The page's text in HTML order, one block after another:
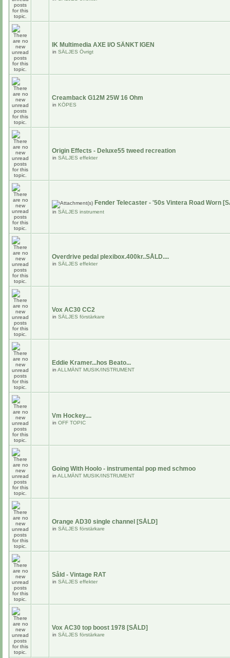
IK Multimedia AXE I/O SÄNKT IGEN
in SÄLJES Övrigt
Creamback G12M 25W 16 Ohm
in KÖPES
Origin Effects - Deluxe55 tweed recreation
in SÄLJES effekter
Fender Telecaster - '50s Vintera Road Worn
in SÄLJES instrument
Overdrive pedal plexibox.400kr..SÅLD....
in SÄLJES effekter
Vox AC30 CC2
in SÄLJES förstärkare
Eddie Kramer...hos Beato...
in ALLMÄNT MUSIK/INSTRUMENT
Vm Hockey....
in OFF TOPIC
Going With Hoolo - instrumental pop med schmoo
in ALLMÄNT MUSIK/INSTRUMENT
Orange AD30 single channel [SÅLD]
in SÄLJES förstärkare
Såld - Vintage RAT
in SÄLJES effekter
Vox AC30 top boost 1978 [SÅLD]
in SÄLJES förstärkare